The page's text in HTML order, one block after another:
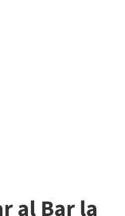
al Bar la